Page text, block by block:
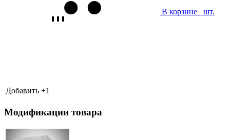
В корзине шт.
Добавить +1
Модификации товара